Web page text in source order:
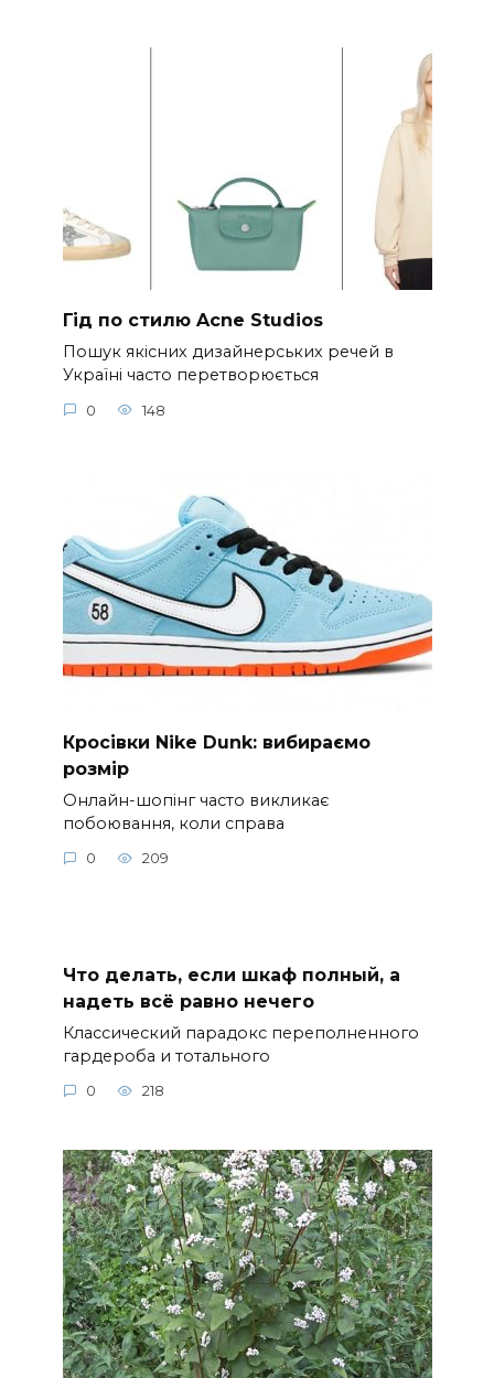
Гід по стилю Acne Studios
Пошук якісних дизайнерських речей в
Україні часто перетворюється
0 148
Кросівки Nike Dunk: вибираємо
розмір
Онлайн-шопінг часто викликає
побоювання, коли справа
0 209
Что делать, если шкаф полный, а
надеть всё равно нечего
Классический парадокс переполненного
гардероба и тотального
0 218